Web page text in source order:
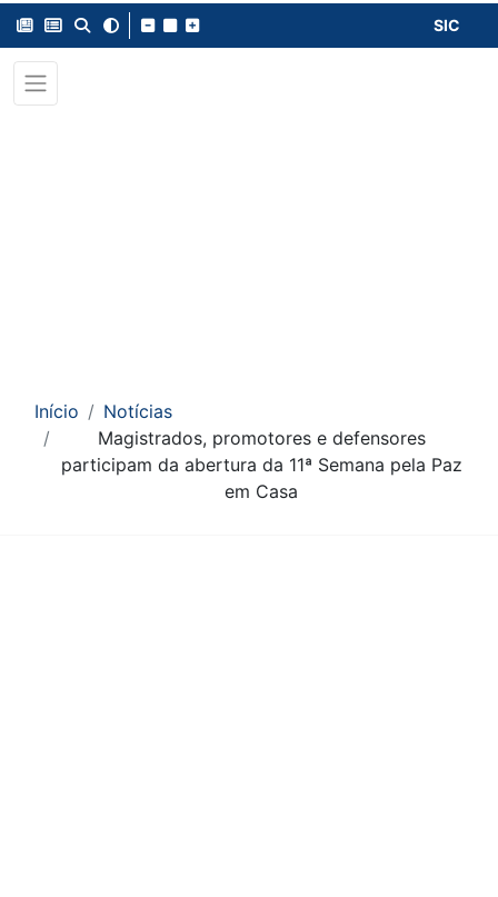
SIC
Início
Notícias
Magistrados, promotores e defensores
participam da abertura da 11ª Semana pela Paz
em Casa